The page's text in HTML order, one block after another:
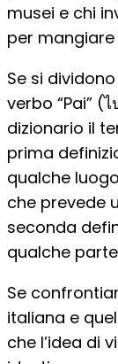
musei e chi
per
Se si
verbo “Pai” (
dizionario il
prima
qualche
che prevede
seconda
qualche
Se
italiana e
che l’idea di